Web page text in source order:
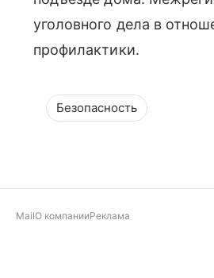
уголовного дела в
профилактики.
Безопасность
MailО компанииРеклама